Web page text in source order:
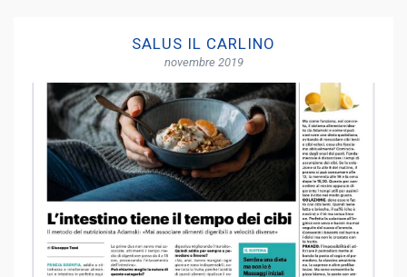
SALUS IL CARLINO
novembre 2019